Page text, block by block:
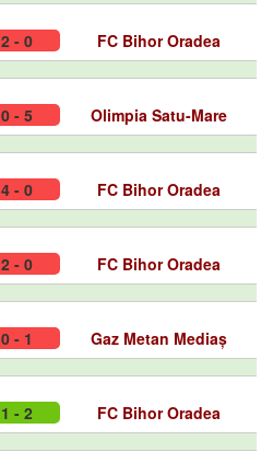
2 - 0 FC Bihor Oradea
0 - 5 Olimpia Satu-Mare
4 - 0 FC Bihor Oradea
2 - 0 FC Bihor Oradea
0 - 1 Gaz Metan Mediaș
1 - 2 FC Bihor Oradea